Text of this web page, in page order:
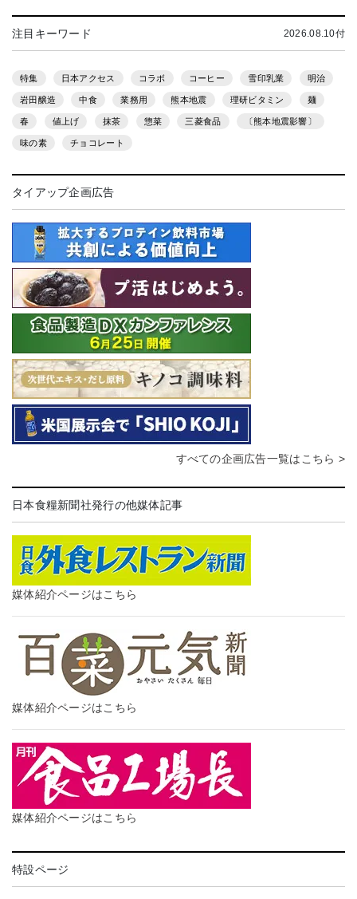
注目キーワード 2026.08.10付
特集 日本アクセス コラボ コーヒー 雪印乳業 明治
岩田醸造 中食 業務用 熊本地震 理研ビタミン 麺
春 値上げ 抹茶 惣菜 三菱食品 〔熊本地震影響〕
味の素 チョコレート
タイアップ企画広告
すべての企画広告一覧はこちら >
日本食糧新聞社発行の他媒体記事
媒体紹介ページはこちら
媒体紹介ページはこちら
媒体紹介ページはこちら
特設ページ